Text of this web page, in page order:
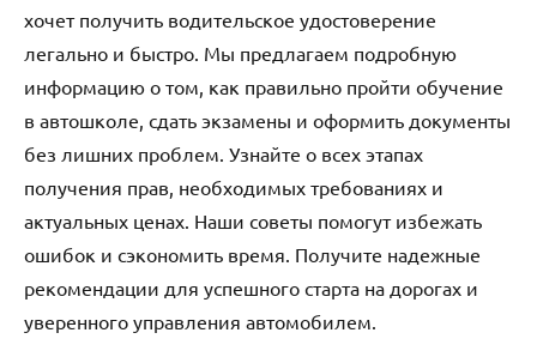
хочет получить водительское удостоверение
легально и быстро. Мы предлагаем подробную
информацию о том, как правильно пройти обучение
в автошколе, сдать экзамены и оформить документы
без лишних проблем. Узнайте о всех этапах
получения прав, необходимых требованиях и
актуальных ценах. Наши советы помогут избежать
ошибок и сэкономить время. Получите надежные
рекомендации для успешного старта на дорогах и
уверенного управления автомобилем.